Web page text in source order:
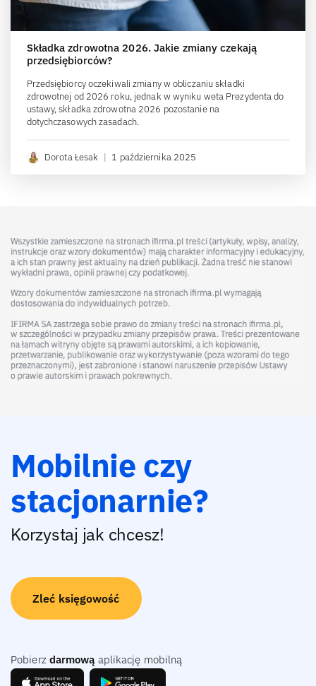
Składka zdrowotna 2026. Jakie zmiany czekają
przedsiębiorców?
Przedsiębiorcy oczekiwali zmiany w obliczaniu składki
zdrowotnej od 2026 roku, jednak w wyniku weta Prezydenta do
ustawy, składka zdrowotna 2026 pozostanie na
dotychczasowych zasadach.
Dorota Łesak | 1 października 2025
Mobilnie czy
stacjonarnie?
Korzystaj jak chcesz!
Zleć księgowość
Pobierz darmową aplikację mobilną